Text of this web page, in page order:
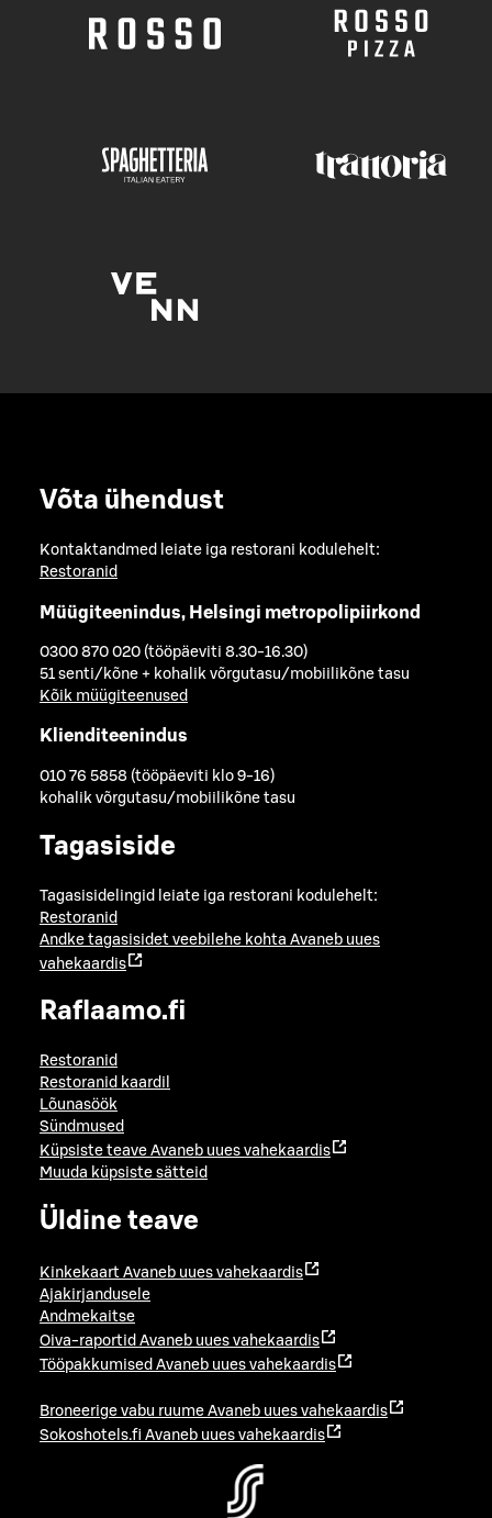
Võta ühendust
Kontaktandmed leiate iga restorani kodulehelt:
Restoranid
Müügiteenindus, Helsingi metropolipiirkond
0300 870 020 (tööpäeviti 8.30-16.30)
51 senti/kõne + kohalik võrgutasu/mobiilikõne tasu
Kõik müügiteenused
Klienditeenindus
010 76 5858 (tööpäeviti klo 9-16)
kohalik võrgutasu/mobiilikõne tasu
Tagasiside
Tagasisidelingid leiate iga restorani kodulehelt:
Restoranid
Andke tagasisidet veebilehe kohta Avaneb uues
vahekaardis
Raflaamo.fi
Restoranid
Restoranid kaardil
Lõunasöök
Sündmused
Küpsiste teave Avaneb uues vahekaardis
Muuda küpsiste sätteid
Üldine teave
Kinkekaart Avaneb uues vahekaardis
Ajakirjandusele
Andmekaitse
Oiva-raportid Avaneb uues vahekaardis
Tööpakkumised Avaneb uues vahekaardis
Broneerige vabu ruume Avaneb uues vahekaardis
Sokoshotels.fi Avaneb uues vahekaardis